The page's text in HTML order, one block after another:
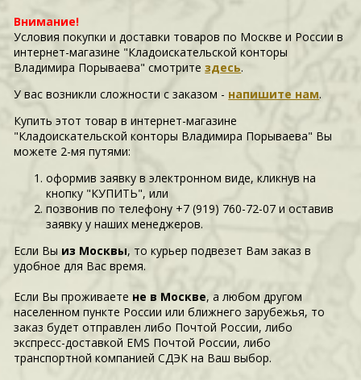
Внимание!
Условия покупки и доставки товаров по Москве и России в
интернет-магазине "Кладоискательской конторы
Владимира Порываева" смотритездесь.
У вас возникли сложности c заказом - напишите нам.
Купить этот товар в интернет-магазине
"Кладоискательской конторы Владимира Порываева" Вы
можете 2-мя путями:
оформив заявку в электронном виде, кликнув на
кнопку "КУПИТЬ", или
позвонив по телефону +7 (919) 760-72-07 и оставив
заявку у наших менеджеров.
Если Вы из Москвы, то курьер подвезет Вам заказ в
удобное для Вас время.
Если Вы проживаете не в Москве, а любом другом
населенном пункте России или ближнего зарубежья, то
заказ будет отправлен либо Почтой России, либо
экспресс-доставкой EMS Почтой России, либо
транспортной компанией СДЭК на Ваш выбор.